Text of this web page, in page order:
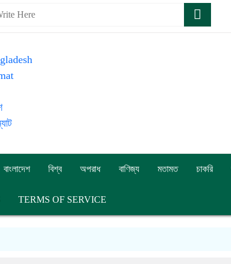
বাংলাদেশ বিশ্ব অপরাধ বাণিজ্য মতামত চাকরি
TERMS OF SERVICE